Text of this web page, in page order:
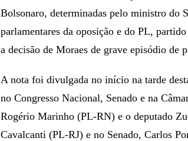
Bolsonaro, determinadas pelo ministro do
parlamentares da oposição e do PL,
a decisão de Moraes de grave episódio de
A nota foi divulgada no início na tarde
no Congresso Nacional, Senado e na
Rogério Marinho (PL-RN) e o deputado
Cavalcanti (PL-RJ) e no Senado, Carlos